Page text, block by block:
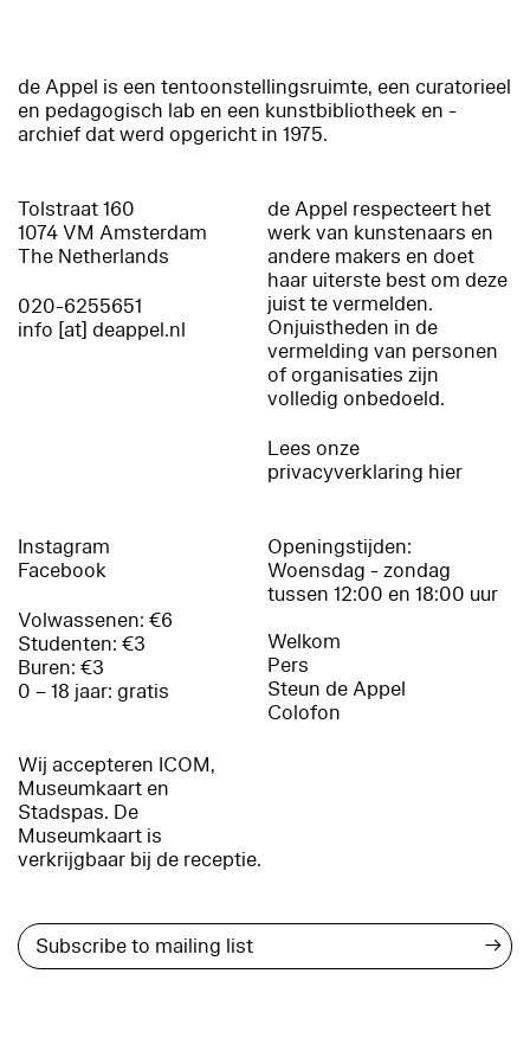
de Appel is een tentoonstellingsruimte, een curatorieel
en pedagogisch lab en een kunstbibliotheek en -
archief dat werd opgericht in 1975.
Tolstraat 160
1074 VM Amsterdam
The Netherlands
020-6255651
info [at] deappel.nl
de Appel respecteert het
werk van kunstenaars en
andere makers en doet
haar uiterste best om deze
juist te vermelden.
Onjuistheden in de
vermelding van personen
of organisaties zijn
volledig onbedoeld.
Lees onze
privacyverklaring hier
Instagram
Facebook
Volwassenen: €6
Studenten: €3
Buren: €3
0 – 18 jaar: gratis
Wij accepteren ICOM,
Museumkaart en
Stadspas. De
Museumkaart is
verkrijgbaar bij de receptie.
Openingstijden:
Woensdag - zondag
tussen 12:00 en 18:00 uur
Welkom
Pers
Steun de Appel
Colofon
→